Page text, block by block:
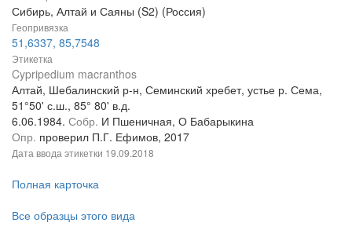
Сибирь, Алтай и Саяны (S2) (Россия)
Геопривязка
51,6337, 85,7548
Этикетка
Cypripedium macranthos
Алтай, Шебалинский р-н, Семинский хребет, устье р. Сема,
51°50' с.ш., 85° 80' в.д.
6.06.1984. Собр. И Пшеничная, О Бабарыкина
Опр. проверил П.Г. Ефимов, 2017
Дата ввода этикетки 19.09.2018
Полная карточка
Все образцы этого вида